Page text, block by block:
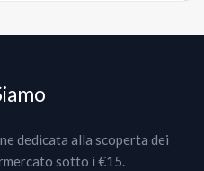
dedicata alla scoperta dei
sotto i €15.